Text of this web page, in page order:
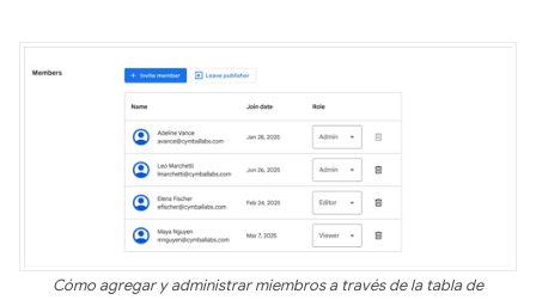
Cómo agregar y administrar miembros a través de la tabla de